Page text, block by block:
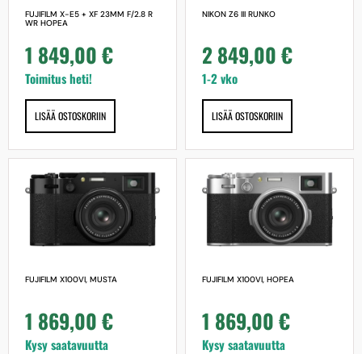
FUJIFILM X-E5 + XF 23MM F/2.8 R
WR HOPEA
1 849,00€
Toimitus heti!
LISÄÄ OSTOSKORIIN
NIKON Z6 III RUNKO
2 849,00€
1-2 vko
LISÄÄ OSTOSKORIIN
FUJIFILM X100VI, MUSTA
1 869,00€
Kysy saatavuutta
FUJIFILM X100VI, HOPEA
1 869,00€
Kysy saatavuutta